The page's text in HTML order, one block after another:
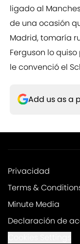
ligado al
de una ocasión
Madrid, tomaría
Ferguson lo
le convenció el
Add us as a
Privacidad
Terms &
Minute Media
Declaración de